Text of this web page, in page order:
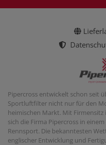
Pipercross entwickelt schon seit
Sportluftfilter nicht nur für den
heimischen Markt. Mit
sich die Firma Pipercross in
Rennsport. Die bekanntesten
englischer Entwicklung und